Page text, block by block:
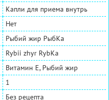
Капли для приема внутрь
Нет
Рыбий жир РыбКа
Rybii zhyr RybKa
Витамин E, Рыбий жир
1
Без рецепта